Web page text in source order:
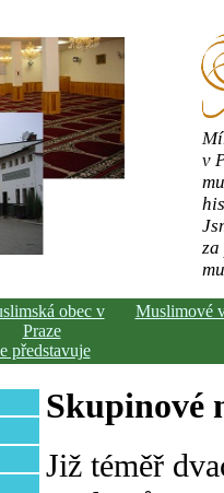
v
obec v
Praze
představuje
Muslimové
Skupinové
Již téměř